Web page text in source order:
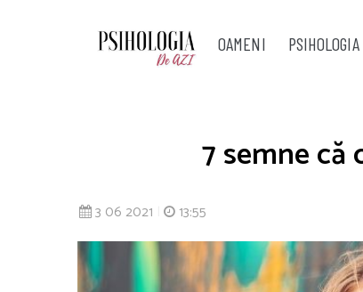
OAMENI
7 semne
3 06 2021 13:55